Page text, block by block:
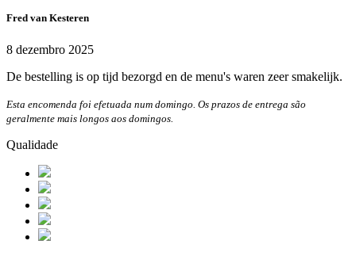
Fred van Kesteren
8 dezembro 2025
De bestelling is op tijd bezorgd en de menu's waren zeer smakelijk.
Esta encomenda foi efetuada num domingo. Os prazos de entrega são
geralmente mais longos aos domingos.
Qualidade